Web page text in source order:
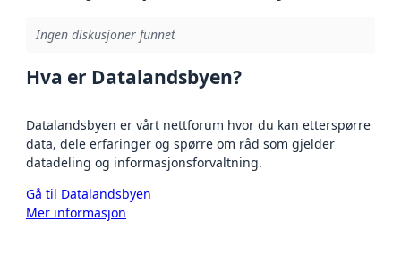
Ingen diskusjoner funnet
Hva er Datalandsbyen?
Datalandsbyen er vårt nettforum hvor du kan etterspørre
data, dele erfaringer og spørre om råd som gjelder
datadeling og informasjonsforvaltning.
Gå til Datalandsbyen
Mer informasjon